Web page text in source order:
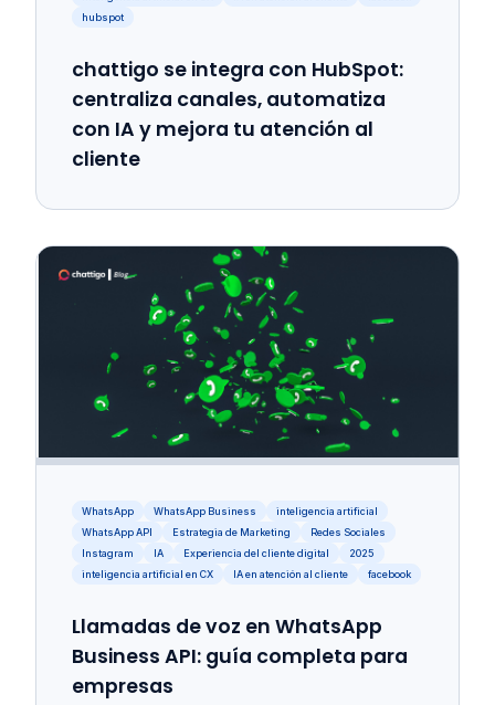
hubspot
chattigo se integra con HubSpot:
centraliza canales, automatiza
con IA y mejora tu atención al
cliente
WhatsApp WhatsApp Business
inteligencia artificial
WhatsApp API
Estrategia de Marketing
Redes Sociales
Instagram
IA Experiencia del cliente digital
2025
inteligencia artificial en CX
IA en atención al cliente facebook
Llamadas de voz en WhatsApp
Business API: guía completa para
empresas